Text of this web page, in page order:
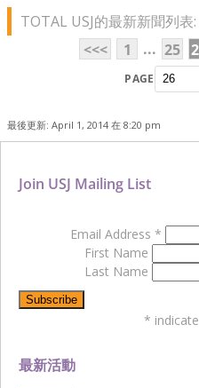
TOTAL USJ的最新新聞列表
<<<
1 ... 25
PAGE
最後更新: April 1, 2014 在 8:20 pm
最新活動
Join USJ Mailing List
Email Address *
First Name
Last Name
*